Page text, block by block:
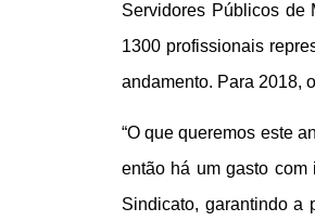
Servidores Públicos de
1300 profissionais
andamento. Para 2018,
“O que queremos este
então há um gasto
Sindicato, garantindo a